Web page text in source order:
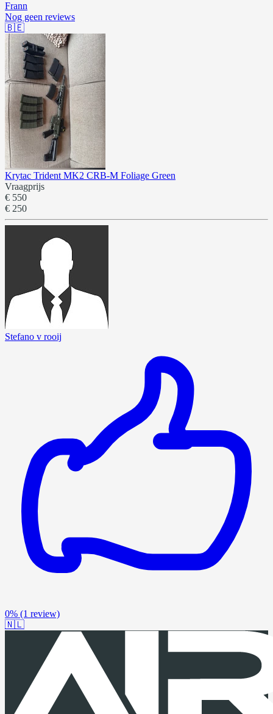
Frann
Nog geen reviews
🇧🇪
Krytac Trident MK2 CRB-M Foliage Green
Vraagprijs
€ 550
€ 250
Stefano v rooij
0% (1 review)
🇳🇱